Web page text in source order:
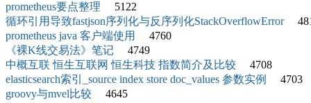
prometheus要点整理 5122
循环引用导致fastjson序列化与反序列化StackOverflowError
prometheus java 客户端使用
4760
《裸K线交易法》笔记 4749
中概互联 恒生互联网 恒生科技 指数简介及比较 4708
elasticsearch索引_source index store doc_values 参数实例
4703
groovy与mvel比较 4645